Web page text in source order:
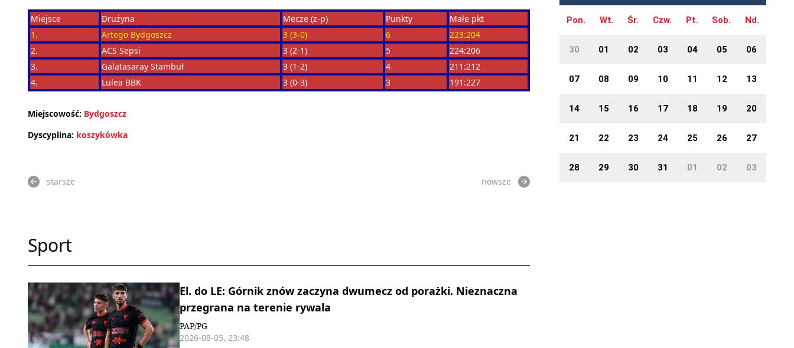
Miejsce Drużyna Mecze (z-p) Punkty
Małe pkt
1.
Artego Bydgoszcz 3 (3-0) 6
223:204
2.
ACS Sepsi 3 (2-1) 5
224:206
3.
Galatasaray Stambuł 3 (1-2) 4
211:212
4.
Lulea BBK 3 (0-3) 3 191:227
Miejscowość: Bydgoszcz
Dyscyplina: koszykówka
starsze nowsze
Sport
El. do LE: Górnik znów zaczyna dwumecz od porażki. Nieznaczna
przegrana na terenie rywala
PAP/PG
2026-08-05, 23:48
Pon. Wt. Śr. Czw. Pt. Sob. Nd.
30 01 02 03 04 05 06
07 08 09 10 11 12 13
14 15 16 17 18 19 20
21 22 23 24 25 26 27
28 29 30 31 01 02 03